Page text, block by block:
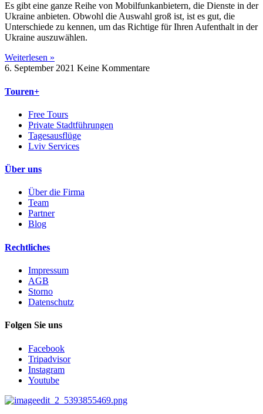
Es gibt eine ganze Reihe von Mobilfunkanbietern, die Dienste in der
Ukraine anbieten. Obwohl die Auswahl groß ist, ist es gut, die
Unterschiede zu kennen, um das Richtige für Ihren Aufenthalt in der
Ukraine auszuwählen.
Weiterlesen »
6. September 2021 Keine Kommentare
Touren+
Free Tours
Private Stadtführungen
Tagesausflüge
Lviv Services
Über uns
Über die Firma
Team
Partner
Blog
Rechtliches
Impressum
AGB
Storno
Datenschutz
Folgen Sie uns
Facebook
Tripadvisor
Instagram
Youtube